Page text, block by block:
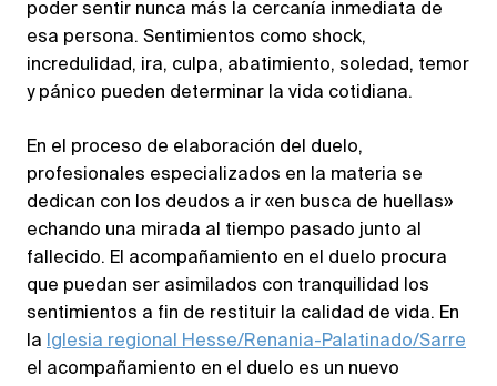
poder sentir nunca más la cercanía inmediata de
esa persona. Sentimientos como shock,
incredulidad, ira, culpa, abatimiento, soledad, temor
y pánico pueden determinar la vida cotidiana.
En el proceso de elaboración del duelo,
profesionales especializados en la materia se
dedican con los deudos a ir «en busca de huellas»
echando una mirada al tiempo pasado junto al
fallecido. El acompañamiento en el duelo procura
que puedan ser asimilados con tranquilidad los
sentimientos a fin de restituir la calidad de vida. En
la Iglesia regional Hesse/Renania-Palatinado/Sarre
el acompañamiento en el duelo es un nuevo